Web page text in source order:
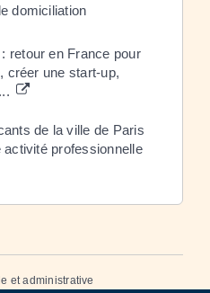
domiciliation
retour en France pour
créer une start-up,
de la ville de Paris
professionnelle
et administrative